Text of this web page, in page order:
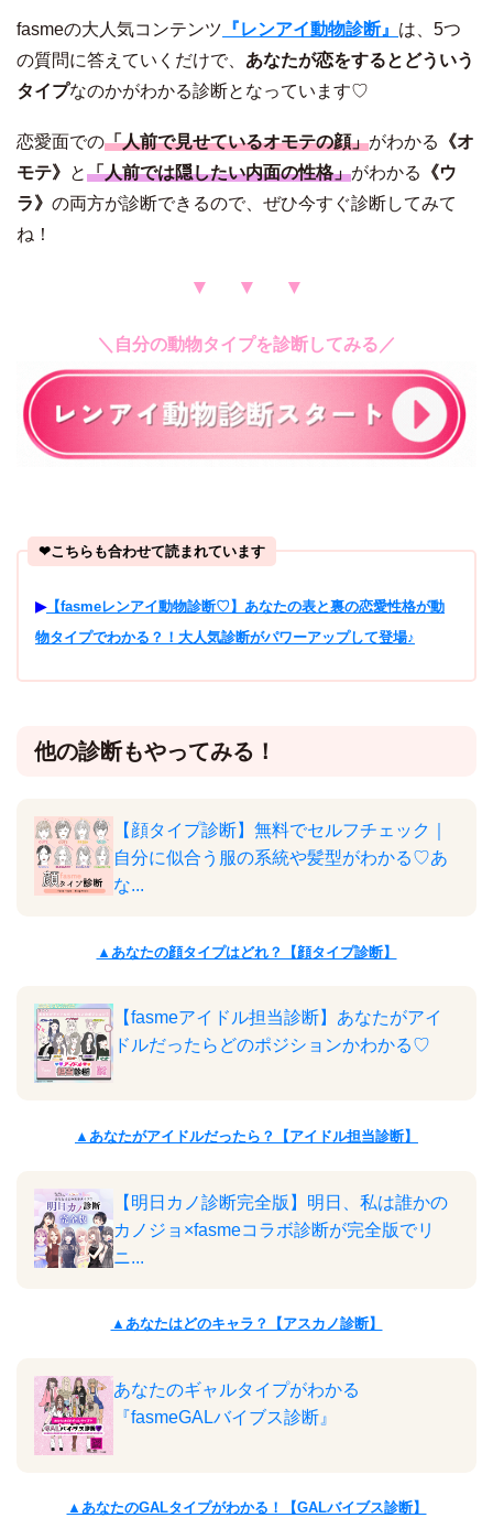
fasmeの大人気コンテンツ 『レンアイ動物診断』 は、5つ
の質問に答えていくだけで、 あなたが恋をするとどういう
タイプなのかがわかる診断となっています♡
恋愛面での「人前で見せているオモテの顔」がわかる
《オ
モテ》 と「人前では隠したい内面の性格」がわかる
《ウ
ラ》 の両方が診断できるので、ぜひ今すぐ診断してみて
ね！
▼ ▼ ▼
＼自分の動物タイプを診断してみる／
❤︎こちらも合わせて読まれています
▶︎【fasmeレンアイ動物診断♡】あなたの表と裏の恋愛性格が動
物タイプでわかる？！大人気診断がパワーアップして登場♪
他の診断もやってみる！
【顔タイプ診断】無料でセルフチェック｜
自分に似合う服の系統や髪型がわかる♡あ
な...
▲あなたの顔タイプはどれ？【顔タイプ診断】
【fasmeアイドル担当診断】あなたがアイ
ドルだったらどのポジションかわかる♡
▲あなたがアイドルだったら？【アイドル担当診断】
【明日カノ診断完全版】明日、私は誰かの
カノジョ×fasmeコラボ診断が完全版でリ
ニ...
▲あなたはどのキャラ？【アスカノ診断】
あなたのギャルタイプがわかる
『fasmeGALバイブス診断』
▲あなたのGALタイプがわかる！【GALバイブス診断】